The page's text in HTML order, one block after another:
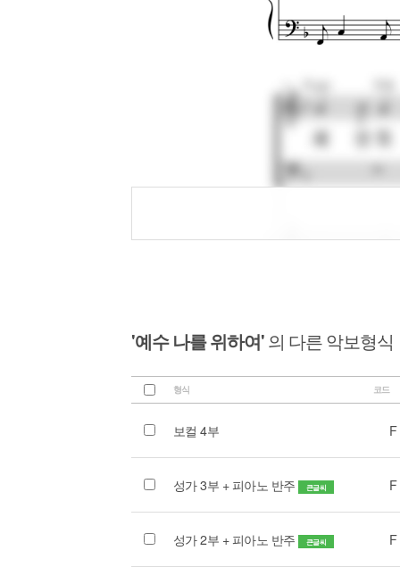
'예수 나를 위하여'의 다른 악보형식
형식 코드
보컬 4부
성가 3부 + 피아노 반주 큰글씨
성가 2부 + 피아노 반주 큰글씨